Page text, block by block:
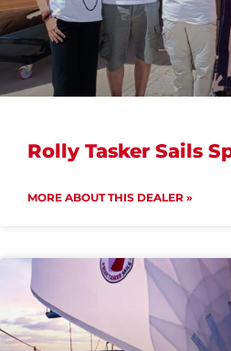
Rolly Tasker Sails
MORE ABOUT THIS DEALER »